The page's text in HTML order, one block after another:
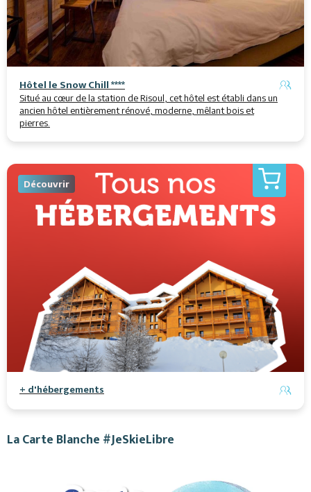
Hôtel le Snow Chill ****
Situé au cœur de la station de Risoul, cet hôtel est établi dans un
ancien hôtel entièrement rénové, moderne, mêlant bois et
pierres.
Découvrir
+ d'hébergements
La Carte Blanche #JeSkieLibre